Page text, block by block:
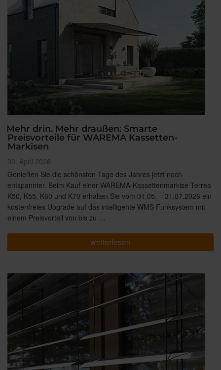
Mehr drin. Mehr draußen: Smarte
Preisvorteile für WAREMA Kassetten-
Markisen
Veröffentlicht
am
30. April 2026
Genießen Sie die schönsten Tage des Jahres jetzt noch
entspannter. Beim Kauf einer WAREMA-Kassettenmarkise Terrea
K50, K55, K60 und K70 erhalten Sie vom 01.05. – 31.07.2026 ein
kostenfreies Upgrade auf das intelligente WMS Funksystem mit
einem Preisvorteil von bis zu …
„Mehr
drin.
Smarte
Preisvorteile
WAREMA
Kassetten-
Markisen“
weiterlesen